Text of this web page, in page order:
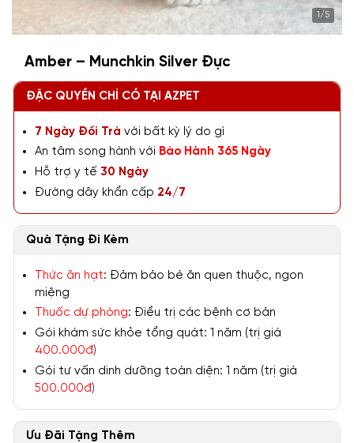
1 /5
Amber – Munchkin Silver Đực
ĐẶC QUYỀN CHỈ CÓ TẠI AZPET
7 Ngày Đổi Trả với bất kỳ lý do gì
An tâm song hành với Bảo Hành 365 Ngày
Hỗ trợ y tế 30 Ngày
Đường dây khẩn cấp 24/7
Quà Tặng Đi Kèm
Thức ăn hạt: Đảm bảo bé ăn quen thuộc, ngon
miệng
Thuốc dự phòng: Điều trị các bệnh cơ bản
Gói khám sức khỏe tổng quát: 1 năm (trị giá
400.000đ)
Gói tư vấn dinh dưỡng toàn diện: 1 năm (trị giá
500.000đ)
Ưu Đãi Tặng Thêm